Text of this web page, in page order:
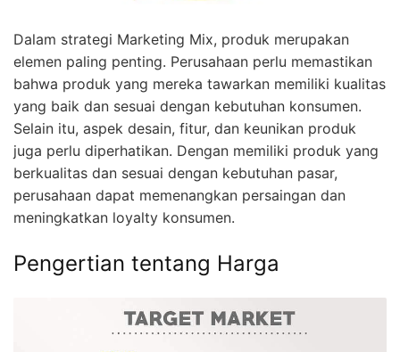
Dalam strategi Marketing Mix, produk merupakan
elemen paling penting. Perusahaan perlu memastikan
bahwa produk yang mereka tawarkan memiliki kualitas
yang baik dan sesuai dengan kebutuhan konsumen.
Selain itu, aspek desain, fitur, dan keunikan produk
juga perlu diperhatikan. Dengan memiliki produk yang
berkualitas dan sesuai dengan kebutuhan pasar,
perusahaan dapat memenangkan persaingan dan
meningkatkan loyalty konsumen.
Pengertian tentang Harga